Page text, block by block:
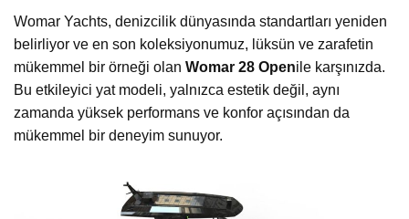
Womar Yachts, denizcilik dünyasında standartları yeniden
belirliyor ve en son koleksiyonumuz, lüksün ve zarafetin
mükemmel bir örneği olan Womar 28 Openile karşınızda.
Bu etkileyici yat modeli, yalnızca estetik değil, aynı
zamanda yüksek performans ve konfor açısından da
mükemmel bir deneyim sunuyor.